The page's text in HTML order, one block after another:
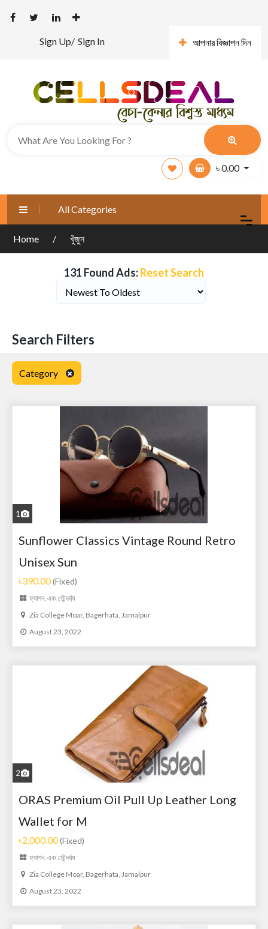
Sign Up/ Sign In আপনার বিজ্ঞাপন দিন
৳0.00
All Categories
Home খুঁজুন
131 Found Ads:Reset Search
Search Filters
Category
1
Sunflower Classics Vintage Round Retro
Unisex Sun
৳390.00(Fixed)
ফ্যাশন, এবং সৌন্দর্য্য
Zia College Moar, Bagerhata, Jamalpur
August 23, 2022
2
ORAS Premium Oil Pull Up Leather Long
Wallet for M
৳2,000.00(Fixed)
ফ্যাশন, এবং সৌন্দর্য্য
Zia College Moar, Bagerhata, Jamalpur
August 23, 2022